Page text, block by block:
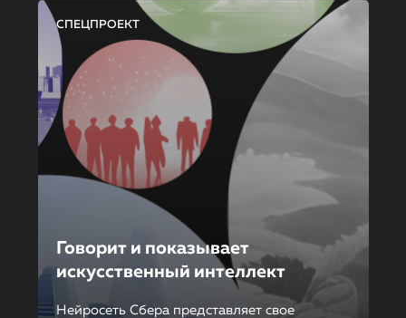
СПЕЦПРОЕКТ
Говорит и показывает
искусственный интеллект
Нейросеть Сбера представляет свое